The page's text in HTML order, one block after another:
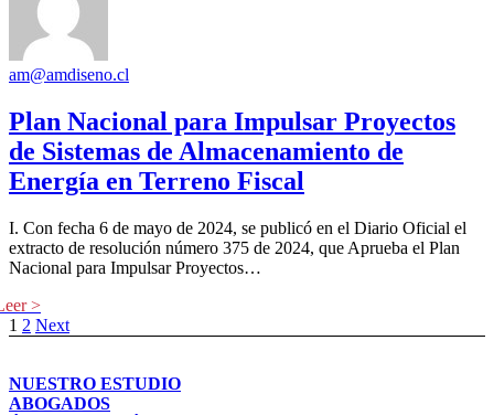
am@amdiseno.cl
Plan Nacional para Impulsar Proyectos
de Sistemas de Almacenamiento de
Energía en Terreno Fiscal
I. Con fecha 6 de mayo de 2024, se publicó en el Diario Oficial el
extracto de resolución número 375 de 2024, que Aprueba el Plan
Nacional para Impulsar Proyectos…
1 2 Next
NUESTRO ESTUDIO
ABOGADOS